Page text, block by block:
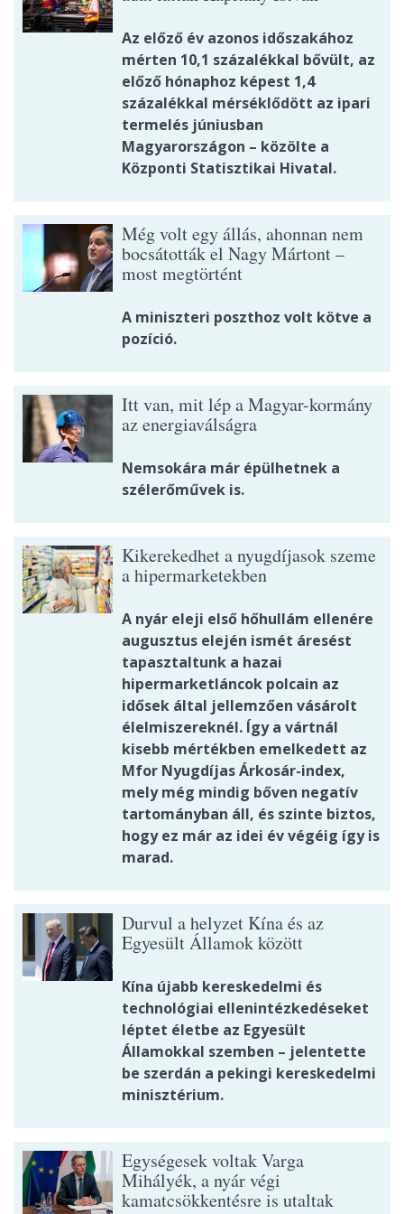
Az előző év azonos időszakához
mérten 10,1 százalékkal bővült, az
előző hónaphoz képest 1,4
százalékkal mérséklődött az ipari
termelés júniusban
Magyarországon – közölte a
Központi Statisztikai Hivatal.
Még volt egy állás, ahonnan nem
bocsátották el Nagy Mártont –
most megtörtént
A miniszteri poszthoz volt kötve a
pozíció.
Itt van, mit lép a Magyar-kormány
az energiaválságra
Nemsokára már épülhetnek a
szélerőművek is.
Kikerekedhet a nyugdíjasok szeme
a hipermarketekben
A nyár eleji első hőhullám ellenére
augusztus elején ismét áresést
tapasztaltunk a hazai
hipermarketláncok polcain az
idősek által jellemzően vásárolt
élelmiszereknél. Így a vártnál
kisebb mértékben emelkedett az
Mfor Nyugdíjas Árkosár-index,
mely még mindig bőven negatív
tartományban áll, és szinte biztos,
hogy ez már az idei év végéig így is
marad.
Durvul a helyzet Kína és az
Egyesült Államok között
Kína újabb kereskedelmi és
technológiai ellenintézkedéseket
léptet életbe az Egyesült
Államokkal szemben – jelentette
be szerdán a pekingi kereskedelmi
minisztérium.
Egységesek voltak Varga
Mihályék, a nyár végi
kamatcsökkentésre is utaltak